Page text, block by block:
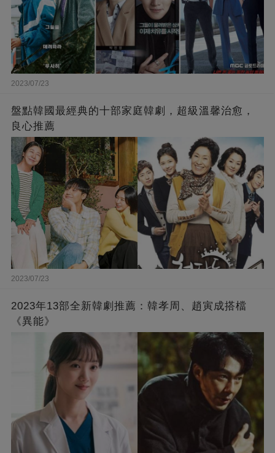
2023/07/23
盤點韓國最經典的十部家庭韓劇，超級溫馨治愈，
良心推薦
2023/07/23
2023年13部全新韓劇推薦：韓孝周、趙寅成搭檔
《異能》